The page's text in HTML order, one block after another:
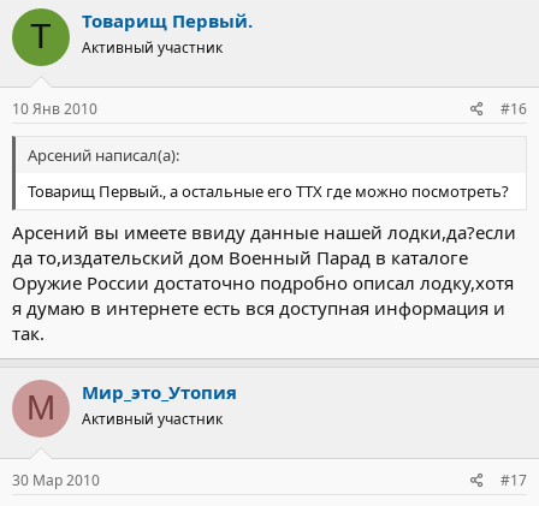
Т Товарищ Первый.
Активный участник
10 Янв 2010 #16
Арсений написал(а):
Товарищ Первый., а остальные его ТТХ где можно посмотреть?
Арсений вы имеете ввиду данные нашей лодки,да?если
да то,издательский дом Военный Парад в каталоге
Оружие России достаточно подробно описал лодку,хотя
я думаю в интернете есть вся доступная информация и
так.
М Мир_это_Утопия
Активный участник
30 Мар 2010 #17